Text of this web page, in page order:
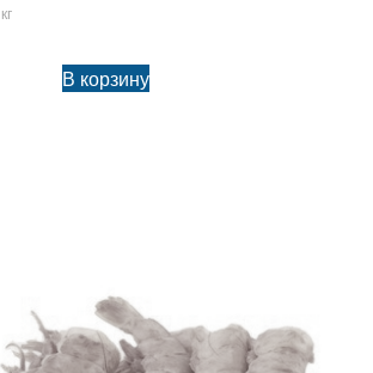
кг
В корзину